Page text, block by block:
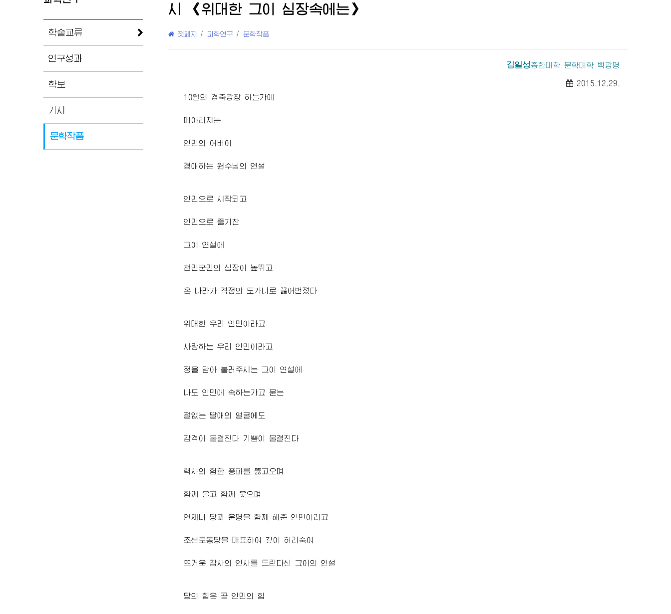
학술교류
연구성과
학보
기사
문학작품
시 《위대한 그이 심장속에는》
첫페지 / 과학연구 / 문학작품
김일성종합대학 문학대학 백광명
2015.12.29.
10월의 경축광장 하늘가에
메아리치는
인민의 어버이
경애하는 원수님 의 연설
인민으로 시작되고
인민으로 줄기찬
그이 연설에
천만군민의 심장이 높뛰고
온 나라가 격정의 도가니로 끓어번졌다
위대한 우리 인민이라고
사랑하는 우리 인민이라고
정을 담아 불러주시는 그이 연설에
나도 인민에 속하는가고 묻는
철없는 딸애의 얼굴에도
감격이 물결친다 기쁨이 물결친다
력사의 험한 풍파를 뚫고오며
함께 울고 함께 웃으며
언제나 당과 운명을 함께 해준 인민이라고
조선로동당을 대표하여 깊이 허리숙여
뜨거운 감사의 인사를 드린다신 그이의 연설
당의 힘은 곧 인민의 힘